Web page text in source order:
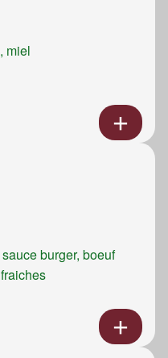
miel
burger, boeuf